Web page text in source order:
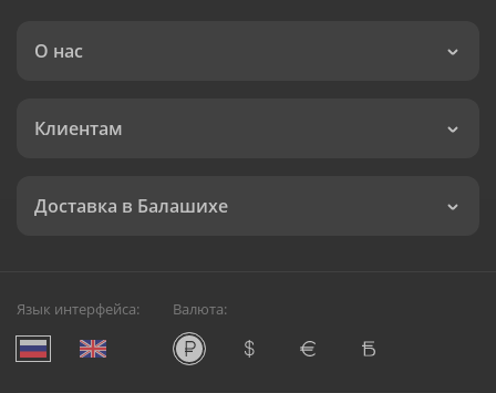
О нас
Клиентам
Доставка в Балашихе
Язык интерфейса: Валюта: